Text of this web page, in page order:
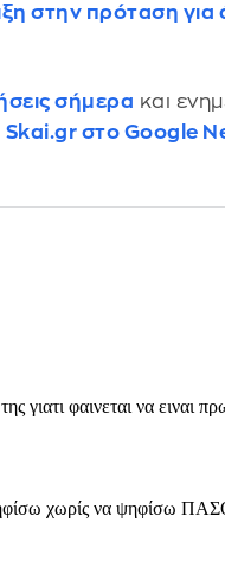
στην πρόταση για
σήμερα και
Skai.gr στο Google